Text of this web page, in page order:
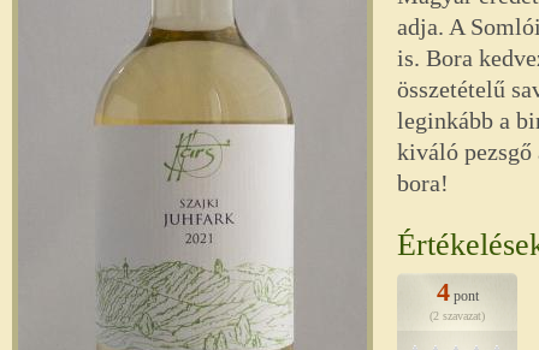
adja. A
is. Bora
összetételű
leginkább a
kiváló pezsgő
bora!
4pont
(2 szavazat)